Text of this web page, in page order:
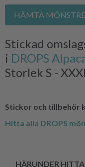
HÄMTA
Stickad
i DROPS
Storlek S -
Stickor och tillbehör
Hitta alla DROPS
HÄRUNDER